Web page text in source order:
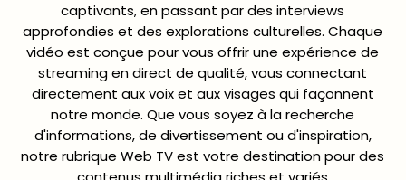
captivants, en passant par des interviews
approfondies et des explorations culturelles. Chaque
vidéo est conçue pour vous offrir une expérience de
streaming en direct de qualité, vous connectant
directement aux voix et aux visages qui façonnent
notre monde. Que vous soyez à la recherche
d'informations, de divertissement ou d'inspiration,
notre rubrique Web TV est votre destination pour des